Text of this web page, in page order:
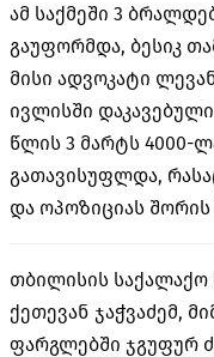
ამ საქმეში 3
გაუფორმდა, ბესიკ
მისი ადვოკატი
ივლისში
წლის 3 მარტს 4000-
გათავისუფლდა,
და ოპოზიციას შორის
თბილისის
ქეთევან ჯაჭვაძემ,
ფარგლებში ჯგუფურ